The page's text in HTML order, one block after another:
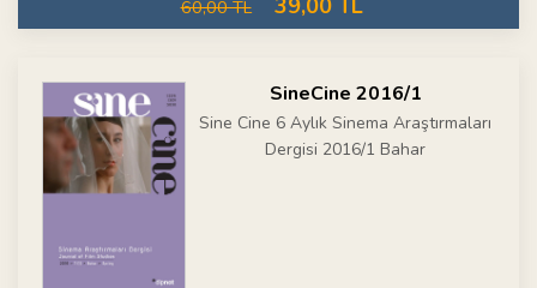
60,00 TL 39,00 TL
SineCine 2016/1
Sine Cine 6 Aylık Sinema Araştırmaları
Dergisi 2016/1 Bahar